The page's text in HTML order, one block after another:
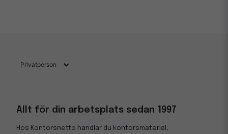
Allt för din arbetsplats sedan 1997
Hos Kontorsnetto handlar du kontorsmaterial,